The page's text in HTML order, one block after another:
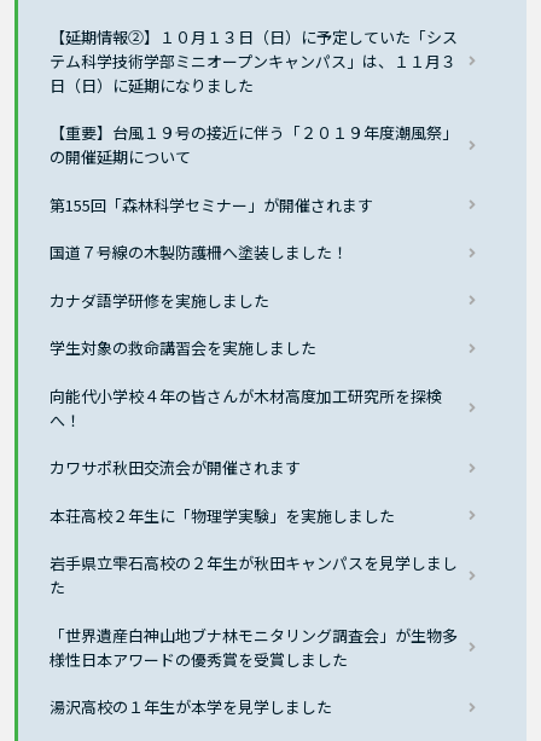
【延期情報②】１０月１３日（日）に予定していた「シス
テム科学技術学部ミニオープンキャンパス」は、１１月３
日（日）に延期になりました
【重要】台風１９号の接近に伴う「２０１９年度潮風祭」
の開催延期について
第155回「森林科学セミナー」が開催されます
国道７号線の木製防護柵へ塗装しました！
カナダ語学研修を実施しました
学生対象の救命講習会を実施しました
向能代小学校４年の皆さんが木材高度加工研究所を探検
へ！
カワサポ秋田交流会が開催されます
本荘高校２年生に「物理学実験」を実施しました
岩手県立雫石高校の２年生が秋田キャンパスを見学しまし
た
「世界遺産白神山地ブナ林モニタリング調査会」が生物多
様性日本アワードの優秀賞を受賞しました
湯沢高校の１年生が本学を見学しました